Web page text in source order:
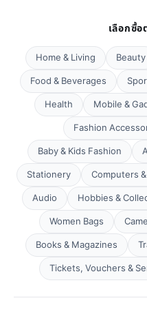
เลือกซื้
Home & Living Beauty
Food & Beverages
Health
Mobile &
Fashion
Baby & Kids Fashion
Stationery
Computers
Audio
Hobbies &
Women Bags
Books & Magazines
Tickets, Vouchers &